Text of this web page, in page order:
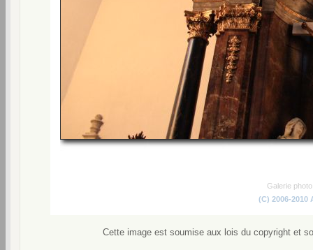
Galerie
(C) 2006-2010
Cette image est soumise aux lois du copyright et